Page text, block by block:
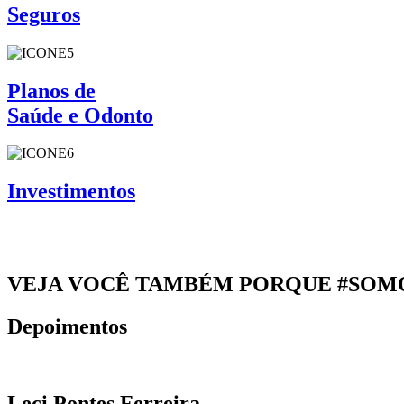
Seguros
Planos de
Saúde e Odonto
Investimentos
VEJA VOCÊ TAMBÉM PORQUE
Depoimentos